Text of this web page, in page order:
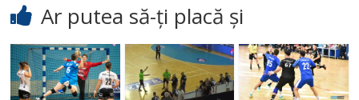
V
i
Ar putea să-ți placă și